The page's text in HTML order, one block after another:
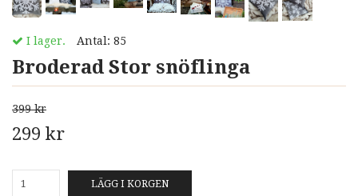
I lager. Antal: 85
Broderad Stor snöflinga
399 kr
299 kr
LÄGG I KORGEN